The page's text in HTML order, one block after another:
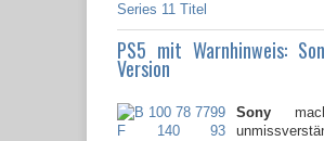
PS5 mit Warnhinweis:
Version
Sony